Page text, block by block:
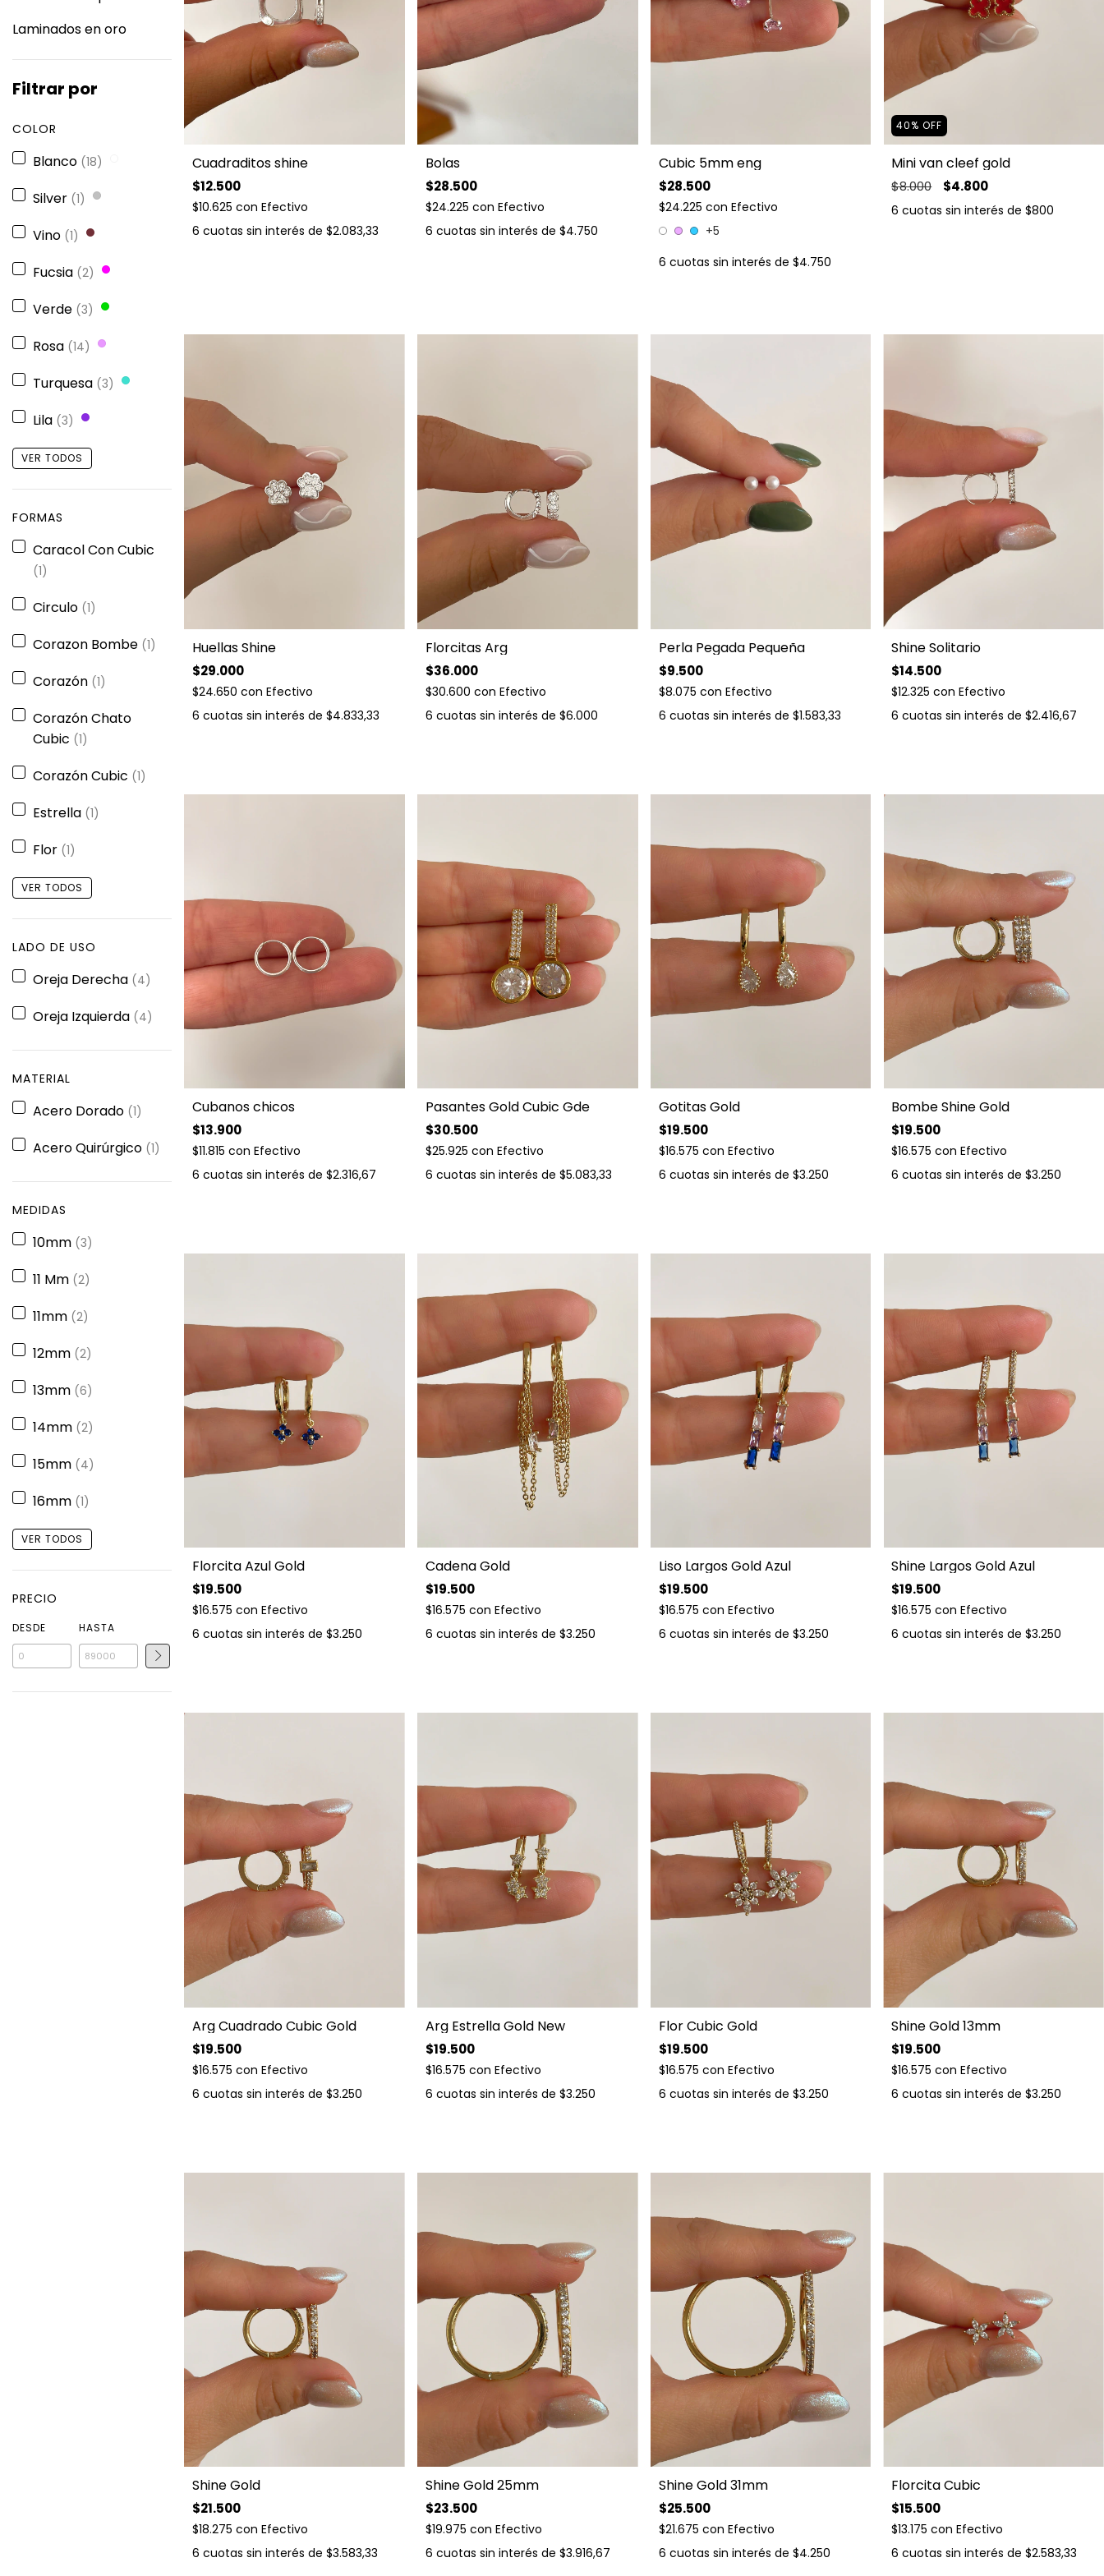
Laminados en oro
Filtrar por
COLOR
Blanco (18)
Silver (1)
Vino (1)
Fucsia (2)
Verde (3)
Rosa (14)
Turquesa (3)
Lila (3)
VER TODOS
FORMAS
Caracol Con Cubic
(1)
Circulo (1)
Corazon Bombe (1)
Corazón (1)
Corazón Chato
Cubic (1)
Corazón Cubic (1)
Estrella (1)
Flor (1)
VER TODOS
LADO DE USO
Oreja Derecha (4)
Oreja Izquierda (4)
MATERIAL
Acero Dorado (1)
Acero Quirúrgico (1)
MEDIDAS
10mm (3)
11 Mm (2)
11mm (2)
12mm (2)
13mm (6)
14mm (2)
15mm (4)
16mm (1)
VER TODOS
PRECIO
DESDE HASTA
Cuadraditos shine
$12.500
$10.625 con Efectivo
6 cuotas sin interés de $2.083,33
Bolas
$28.500
$24.225 con Efectivo
6 cuotas sin interés de $4.750
Cubic 5mm eng
$28.500
$24.225 con Efectivo
+5
6 cuotas sin interés de $4.750
40%OFF
Mini van cleef gold
$8.000 $4.800
6 cuotas sin interés de$800
Huellas Shine
$29.000
$24.650 con Efectivo
6 cuotas sin interés de $4.833,33
Florcitas Arg
$36.000
$30.600 con Efectivo
6 cuotas sin interés de $6.000
Perla Pegada Pequeña
$9.500
$8.075 con Efectivo
6 cuotas sin interés de $1.583,33
Shine Solitario
$14.500
$12.325con Efectivo
6 cuotas sin interés de$2.416,67
Cubanos chicos
$13.900
$11.815 con Efectivo
6 cuotas sin interés de $2.316,67
Pasantes Gold Cubic Gde
$30.500
$25.925 con Efectivo
6 cuotas sin interés de $5.083,33
Gotitas Gold
$19.500
$16.575 con Efectivo
6 cuotas sin interés de $3.250
Bombe Shine Gold
$19.500
$16.575con Efectivo
6 cuotas sin interés de$3.250
Florcita Azul Gold
$19.500
$16.575 con Efectivo
6 cuotas sin interés de $3.250
Cadena Gold
$19.500
$16.575 con Efectivo
6 cuotas sin interés de $3.250
Liso Largos Gold Azul
$19.500
$16.575 con Efectivo
6 cuotas sin interés de $3.250
Shine Largos Gold Azul
$19.500
$16.575con Efectivo
6 cuotas sin interés de$3.250
Arg Cuadrado Cubic Gold
$19.500
$16.575 con Efectivo
6 cuotas sin interés de $3.250
Arg Estrella Gold New
$19.500
$16.575 con Efectivo
6 cuotas sin interés de $3.250
Flor Cubic Gold
$19.500
$16.575 con Efectivo
6 cuotas sin interés de $3.250
Shine Gold 13mm
$19.500
$16.575con Efectivo
6 cuotas sin interés de$3.250
Shine Gold
$21.500
$18.275 con Efectivo
6 cuotas sin interés de $3.583,33
Shine Gold 25mm
$23.500
$19.975 con Efectivo
6 cuotas sin interés de $3.916,67
Shine Gold 31mm
$25.500
$21.675 con Efectivo
6 cuotas sin interés de $4.250
Florcita Cubic
$15.500
$13.175con Efectivo
6 cuotas sin interés de$2.583,33